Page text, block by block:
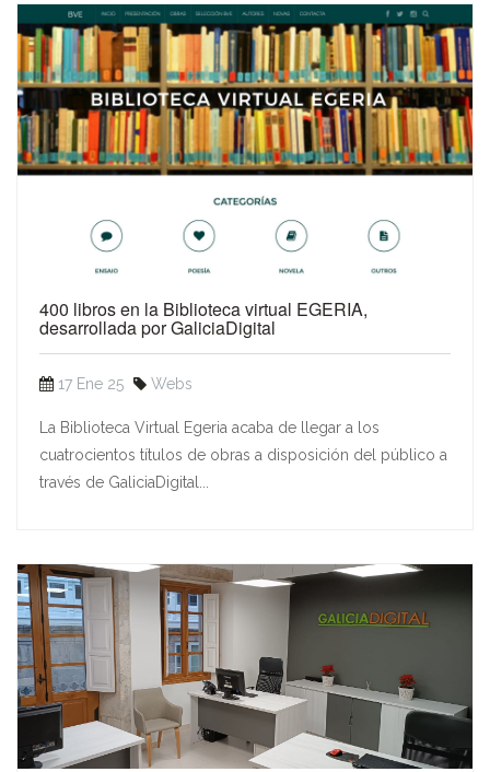
400 libros en la Biblioteca virtual EGERIA,
desarrollada por GaliciaDigital
17 Ene 25 Webs
La Biblioteca Virtual Egeria acaba de llegar a los
cuatrocientos títulos de obras a disposición del público a
través de GaliciaDigital...